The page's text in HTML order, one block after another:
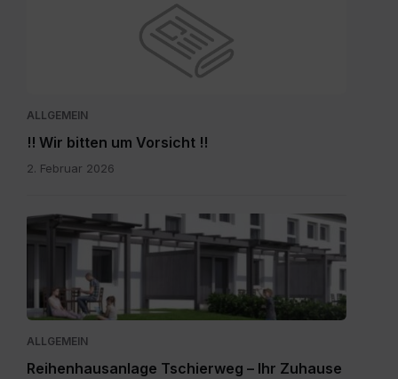
ALLGEMEIN
!! Wir bitten um Vorsicht !!
2. Februar 2026
20251111_Flyer.pdf
ALLGEMEIN
Reihenhausanlage Tschierweg – Ihr Zuhause